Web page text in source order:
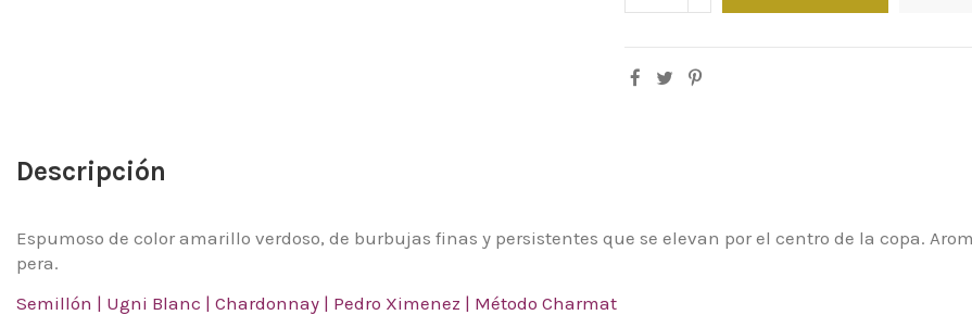
Descripción
Espumoso de color amarillo verdoso, de burbujas finas y persistentes que se elevan por el centro de la copa.
pera.
Semillón | Ugni Blanc | Chardonnay | Pedro Ximenez | Método Charmat